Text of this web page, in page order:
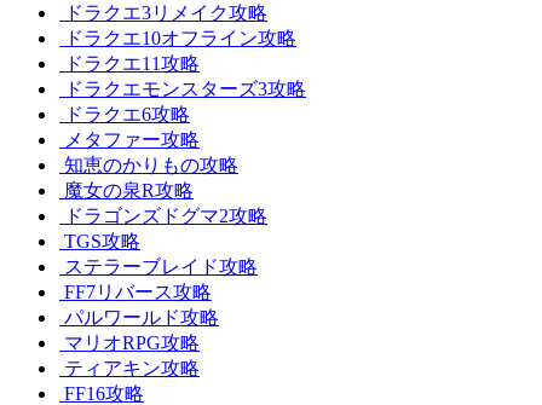
ドラクエ3リメイク攻略
ドラクエ10オフライン攻略
ドラクエ11攻略
ドラクエモンスターズ3攻略
ドラクエ6攻略
メタファー攻略
知恵のかりもの攻略
魔女の泉R攻略
ドラゴンズドグマ2攻略
TGS攻略
ステラーブレイド攻略
FF7リバース攻略
パルワールド攻略
マリオRPG攻略
ティアキン攻略
FF16攻略